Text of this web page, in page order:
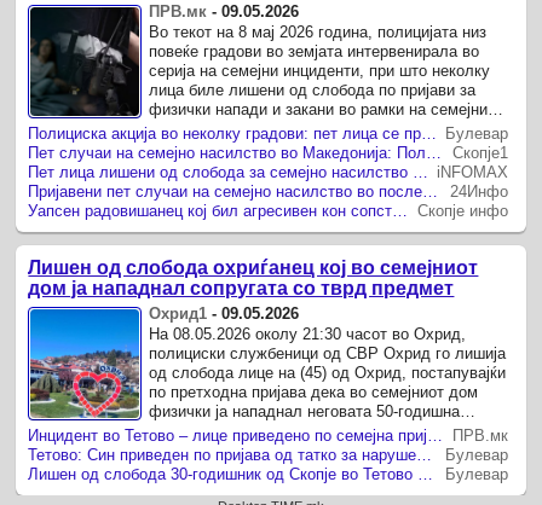
ПРВ.мк -09.05.2026
Во текот на 8 мај 2026 година, полицијата низ
повеќе градови во земјата интервенирала во
серија на семејни инциденти, при што неколку
лица биле лишени од слобода по пријави за
физички напади и закани во рамки на семејни
односи.
Булевар
Скопје1
iNFOMAX
24Инфо
Скопје инфо
Лишен од слобода охриѓанец кој во семејниот
дом ја нападнал сопругата со тврд предмет
Охрид1 -09.05.2026
На 08.05.2026 околу 21:30 часот во Охрид,
полициски службеници од СВР Охрид го лишија
од слобода лице на (45) од Охрид, постапувајќи
по претходна пријава дека во семејниот дом
физички ја нападнал неговата 50-годишна
сопруга, при што употребил тврд ...
Инцидент во Тетово – лице приведено по семејна пријава
ПРВ.мк
Тетово: Син приведен по пријава од татко за нарушен мир во домот
Булевар
Лишен од слобода 30-годишник од Скопје во Тетово по пријава за следење и закани
Булевар